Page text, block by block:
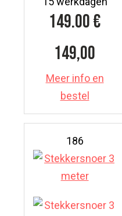
149.00€
149,00
Meer info en
bestel
186